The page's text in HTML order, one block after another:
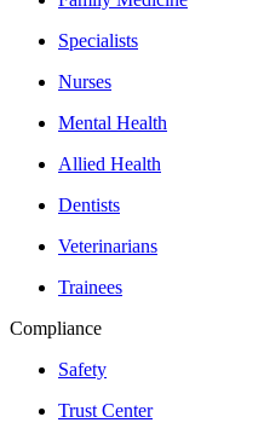
Specialists
Nurses
Mental Health
Allied Health
Dentists
Veterinarians
Trainees
Compliance
Safety
Trust Center